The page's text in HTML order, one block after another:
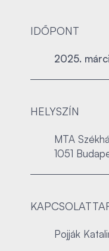
IDŐPONT
2025.
HELYSZÍN
MTA
1051
Pojják